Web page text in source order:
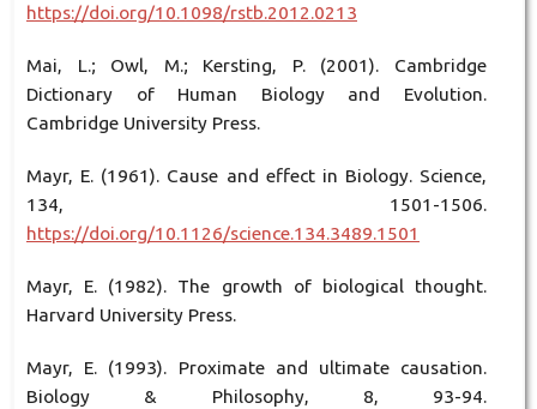
https://doi.org/10.1098/rstb.2012.0213
Mai, L.; Owl, M.; Kersting, P. (2001). Cambridge
Dictionary of Human Biology and Evolution.
Cambridge University Press.
Mayr, E. (1961). Cause and effect in Biology. Science,
134, 1501-1506.
https://doi.org/10.1126/science.134.3489.1501
Mayr, E. (1982). The growth of biological thought.
Harvard University Press.
Mayr, E. (1993). Proximate and ultimate causation.
Biology & Philosophy, 8, 93-94.